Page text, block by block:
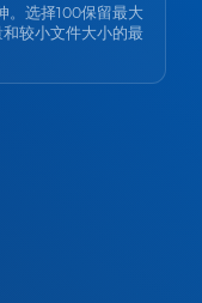
。选择100保留最大
较小文件大小的最